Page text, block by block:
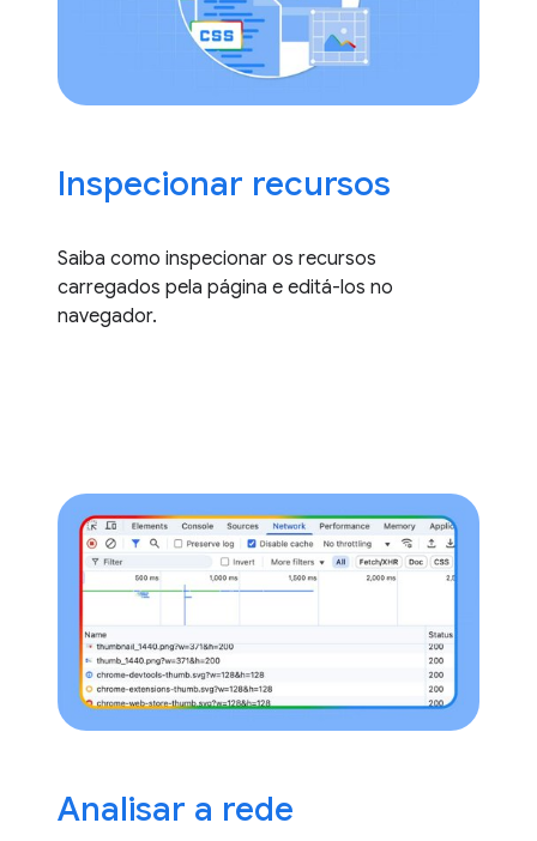
Inspecionar recursos
Saiba como inspecionar os recursos
carregados pela página e editá-los no
navegador.
Analisar a rede